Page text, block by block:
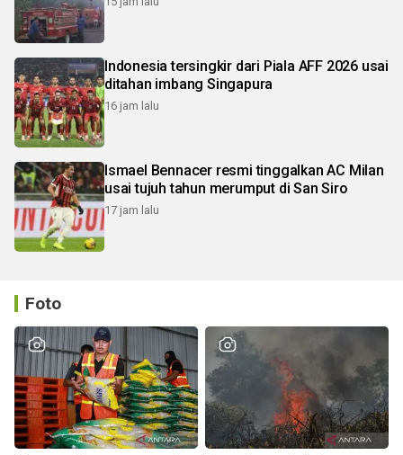
Indonesia tersingkir dari Piala AFF 2026 usai
ditahan imbang Singapura
16 jam lalu
Ismael Bennacer resmi tinggalkan AC Milan
usai tujuh tahun merumput di San Siro
17 jam lalu
Foto